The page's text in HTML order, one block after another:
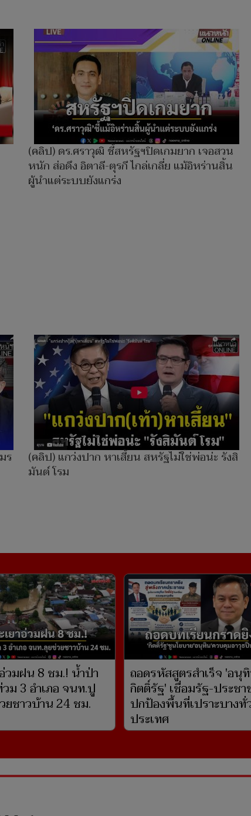
(คลิป) ดร.ศราวุฒิ ชี้สหรัฐฯปิดเกมยาก เจอสวน
หนัก ส่อดึง อิตาลี-ตุรกี ไกล่เกลี่ย แม้อิหร่านสิ้น
ผู้นำแต่ระบบยังแกร่ง
ร
(คลิป) แกว่งปาก หาเสี้ยน สหรัฐไม่ใช่พ่อน่ะ รังสิ
มันต์ โรม
วมฝน 8 ชม.! น้ำป่า
ม 3 อำเภอ จนท.ปู
ชาวบ้าน 24 ชม.
ถอดรหัสสูตรสำเร็จ 'อนุ
กิตติ์รัฐ' เชื่อมรัฐ-ประช
ปกป้องพื้นที่เปราะบางทั่
ประเทศ